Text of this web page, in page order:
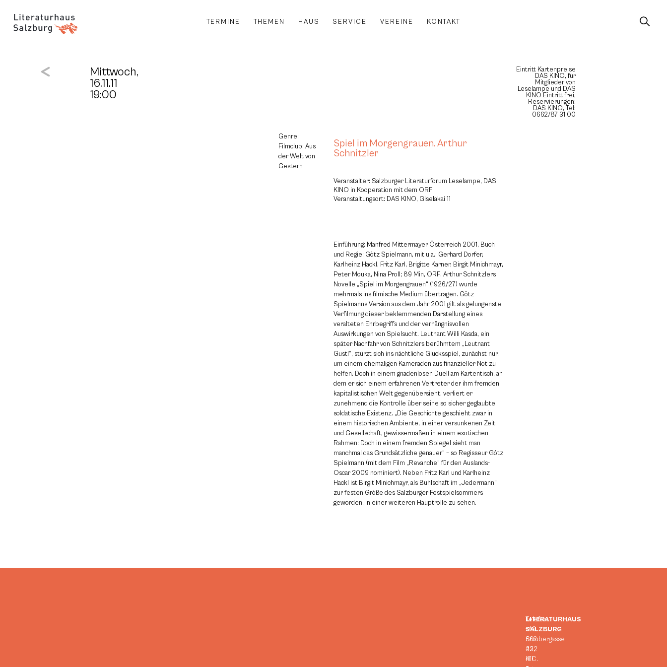
TERMINE THEMEN HAUS SERVICE VEREINE KONTAKT
Mittwoch,
16.11.11
19:00
Eintritt Kartenpreise
DAS KINO, für
Mitglieder von
Leselampe und DAS
KINO Eintritt frei,
Reservierungen:
DAS KINO, Tel:
0662/87 31 00
Genre:
Filmclub: Aus
der Welt von
Gestern
Spiel im Morgengrauen. Arthur
Schnitzler
Veranstalter: Salzburger Literaturforum Leselampe, DAS
KINO in Kooperation mit dem ORF
Veranstaltungsort: DAS KINO, Giselakai 11
Einführung: Manfred Mittermayer Österreich 2001, Buch
und Regie: Götz Spielmann, mit u.a.: Gerhard Dorfer,
Karlheinz Hackl, Fritz Karl, Brigitte Karner, Birgit Minichmayr,
Peter Mouka, Nina Proll; 89 Min, ORF. Arthur Schnitzlers
Novelle „Spiel im Morgengrauen“ (1926/27) wurde
mehrmals ins filmische Medium übertragen. Götz
Spielmanns Version aus dem Jahr 2001 gilt als gelungenste
Verfilmung dieser beklemmenden Darstellung eines
veralteten Ehrbegriffs und der verhängnisvollen
Auswirkungen von Spielsucht. Leutnant Willi Kasda, ein
später Nachfahr von Schnitzlers berühmtem „Leutnant
Gustl“, stürzt sich ins nächtliche Glücksspiel, zunächst nur,
um einem ehemaligen Kameraden aus finanzieller Not zu
helfen. Doch in einem gnadenlosen Duell am Kartentisch, an
dem er sich einem erfahrenen Vertreter der ihm fremden
kapitalistischen Welt gegenübersieht, verliert er
zunehmend die Kontrolle über seine so sicher geglaubte
soldatische Existenz. „Die Geschichte geschieht zwar in
einem historischen Ambiente, in einer versunkenen Zeit
und Gesellschaft, gewissermaßen in einem exotischen
Rahmen: Doch in einem fremden Spiegel sieht man
manchmal das Grundsätzliche genauer“ – so Regisseur Götz
Spielmann (mit dem Film „Revanche“ für den Auslands-
Oscar 2009 nominiert). Neben Fritz Karl und Karlheinz
Hackl ist Birgit Minichmayr, als Buhlschaft im „Jedermann“
zur festen Größe des Salzburger Festspielsommers
geworden, in einer weiteren Hauptrolle zu sehen.
LITERATURHAUS
SALZBURG
Strubergasse
23,
H.C.
Telefon:
+43
662
422
411